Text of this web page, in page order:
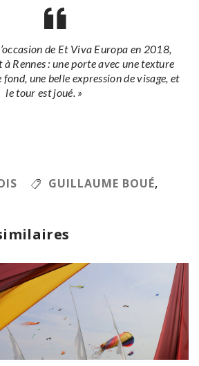
de Et Viva Europa en 2018,
Rennes : une porte avec une texture
une belle expression de visage, et
le tour est joué. »
GUILLAUME BOUÉ,